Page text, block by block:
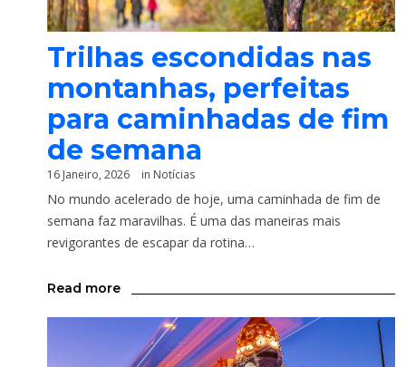
Trilhas escondidas nas
montanhas, perfeitas
para caminhadas de fim
de semana
16 Janeiro, 2026 in Notícias
No mundo acelerado de hoje, uma caminhada de fim de
semana faz maravilhas. É uma das maneiras mais
revigorantes de escapar da rotina…
Read more